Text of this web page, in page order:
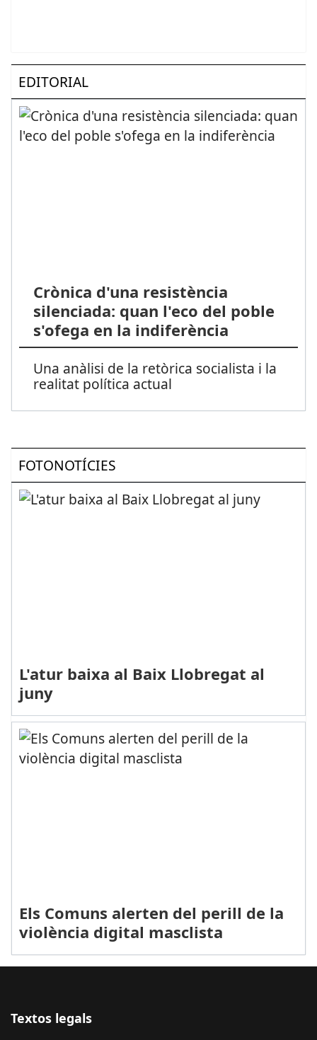
EDITORIAL
Crònica d'una resistència
silenciada: quan l'eco del poble
s'ofega en la indiferència
Una anàlisi de la retòrica socialista i la
realitat política actual
FOTONOTÍCIES
L'atur baixa al Baix Llobregat al
juny
Els Comuns alerten del perill de la
violència digital masclista
Textos legals